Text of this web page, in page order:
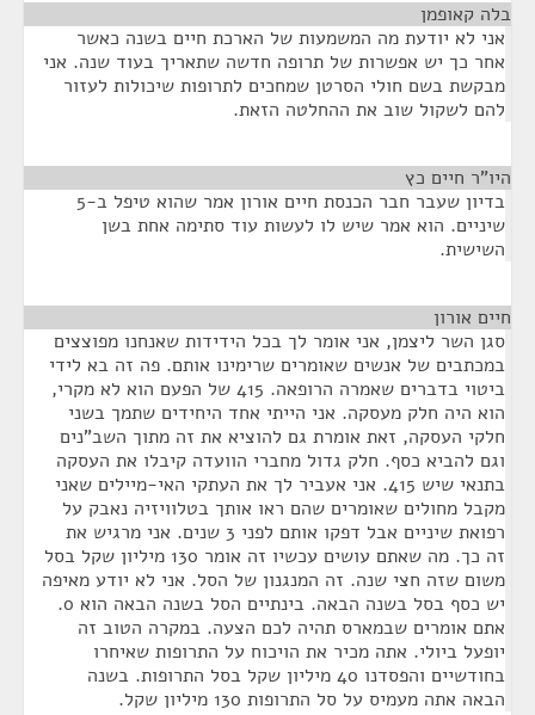
בלה קאופמן
אני לא יודעת מה המשמעות של הארכת חיים בשנה כאשר
אחר כך יש אפשרות של תרופה חדשה שתאריך בעוד שנה. אני
מבקשת בשם חולי הסרטן שמחכים לתרופות שיכולות לעזור
להם לשקול שוב את ההחלטה הזאת.
היו"ר חיים כץ
בדיון שעבר חבר הכנסת חיים אורון אמר שהוא טיפל ב-5
שיניים. הוא אמר שיש לו לעשות עוד סתימה אחת בשן
השישית.
חיים אורון
סגן השר ליצמן, אני אומר לך בכל הידידות שאנחנו מפוצצים
במכתבים של אנשים שאומרים שרימינו אותם. פה זה בא לידי
ביטוי בדברים שאמרה הרופאה. 415 של הפעם הוא לא מקרי,
הוא היה חלק מעסקה. אני הייתי אחד היחידים שתמך בשני
חלקי העסקה, זאת אומרת גם להוציא את זה מתוך השב"נים
וגם להביא כסף. חלק גדול מחברי הוועדה קיבלו את העסקה
בתנאי שיש 415. אני אעביר לך את העתקי האי-מיילים שאני
מקבל מחולים שאומרים שהם ראו אותך בטלוויזיה נאבק על
רפואת שיניים אבל דפקו אותם לפני 3 שנים. אני מרגיש את
זה כך. מה שאתם עושים עכשיו זה אומר 130 מיליון שקל בסל
משום שזה חצי שנה. זה המנגנון של הסל. אני לא יודע מאיפה
יש כסף בסל בשנה הבאה. בינתיים הסל בשנה הבאה הוא 0.
אתם אומרים שבמארס תהיה לכם הצעה. במקרה הטוב זה
יופעל ביולי. אתה מכיר את הויכוח על התרופות שאיחרו
בחודשיים והפסדנו 40 מיליון שקל בסל התרופות. בשנה
הבאה אתה מעמיס על סל התרופות 130 מיליון שקל.